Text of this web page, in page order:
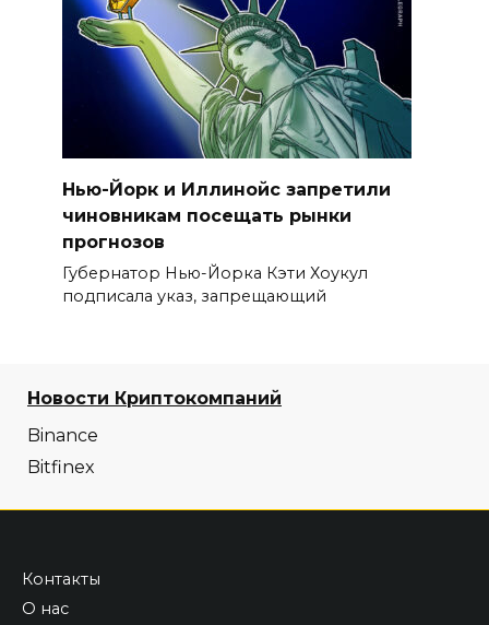
Нью-Йорк и Иллинойс запретили
чиновникам посещать рынки
прогнозов
Губернатор Нью-Йорка Кэти Хоукул
подписала указ, запрещающий
Новости Криптокомпаний
Binance
Bitfinex
Контакты
О нас